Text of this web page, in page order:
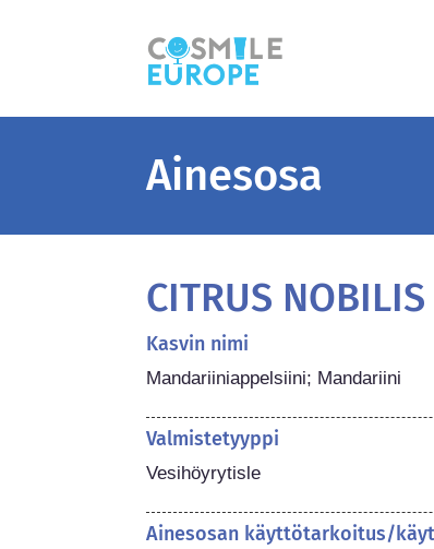
Ainesosa
CITRUS NOBILIS
Kasvin nimi
Mandariiniappelsiini; Mandariini
Valmistetyyppi
Vesihöyrytisle
Ainesosan käyttötarkoitus/